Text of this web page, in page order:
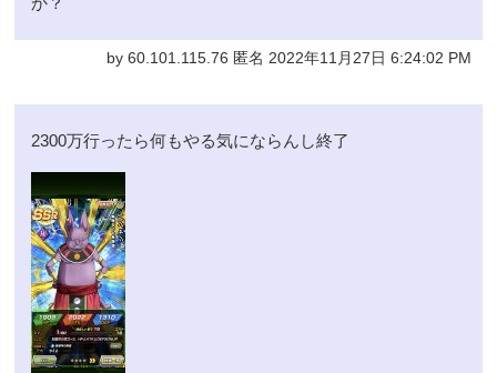
by 60.101.115.76 匿名 2022年11月27日 6:24:02 PM
2300万行ったら何もやる気にならんし終了